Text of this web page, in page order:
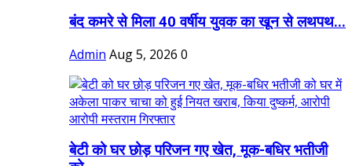
बंद कमरे से मिला 40 वर्षीय युवक का खून से लथपथ...
Admin Aug 5, 2026 0
बेटी को घर छोड़ परिजन गए खेत, मूक-बधिर भतीजी